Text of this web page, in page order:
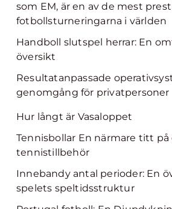
som EM, är en av de mest
fotbollsturneringarna i världen
Handboll slutspel herrar: En
översikt
Resultatanpassade
genomgång för privatpersoner
Hur långt är Vasaloppet
Tennisbollar En närmare titt
tennistillbehör
Innebandy antal perioder: En
spelets speltidsstruktur